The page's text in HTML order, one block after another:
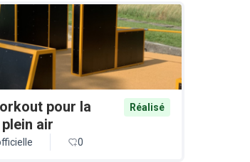
pour la
air
Réalisé
0